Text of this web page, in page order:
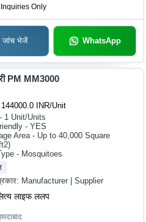
Inquiries Only
जांच भेजें WhatsApp
PM MM3000
INR/Unit
1 Unit/Units
- YES
Area - Up to 40,000 Square
- Mosquitoes
Manufacturer | Supplier
लाइफ ललप